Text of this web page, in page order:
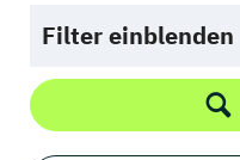
Filter einblenden